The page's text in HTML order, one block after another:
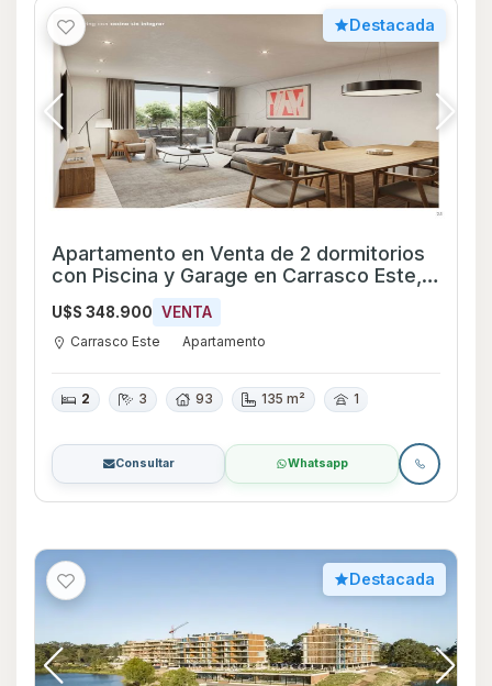
Destacada
Apartamento en Venta de 2 dormitorios
con Piscina y Garage en Carrasco Este,
Montevideo
U$S 348.900 VENTA
Carrasco Este Apartamento
2 3 93 135 m² 1
Consultar Whatsapp
Destacada